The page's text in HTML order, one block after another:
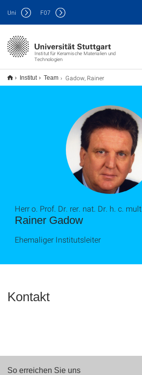
Institut für Keramische Materialien und
Technologien
Uni F07
Institut Team Gadow, Rainer
Rainer Gadow
Herr o. Prof. Dr. rer. nat. Dr. h. c. mult.
Ehemaliger Institutsleiter
Kontakt
So erreichen Sie uns